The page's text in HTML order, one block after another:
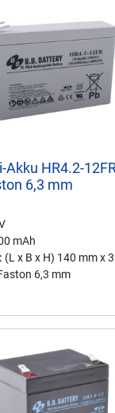
Akku HR4.2-
6,3 mm
mAh
(L x B x H) 140 mm x
6,3 mm